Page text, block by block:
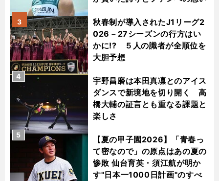
秋春制が導入されたJ1リーグ2
026－27シーズンの行方はい
かに!? ５人の識者が全順位を
大胆予想
3
宇野昌磨は本田真凜とのアイス
ダンスで新境地を切り開く 高
橋大輔の証言とも重なる課題と
楽しさ
4
【夏の甲子園2026】「青春っ
て密なので」の原点はあの夏の
惨敗 仙台育英・須江航が明か
す"日本一1000日計画"のすべ
5